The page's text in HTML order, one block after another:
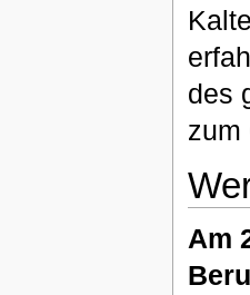
des
zum
Am